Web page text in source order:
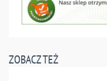
ZOBACZ TEŻ